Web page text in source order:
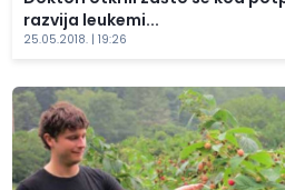
razvija leukemi...
25.05.2018. | 19:26